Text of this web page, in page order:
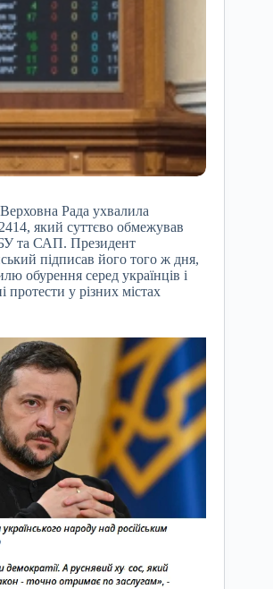
Рада ухвалила
який суттєво обмежував
та САП. Президент
підписав його того ж дня,
обурення серед українців і
у різних містах